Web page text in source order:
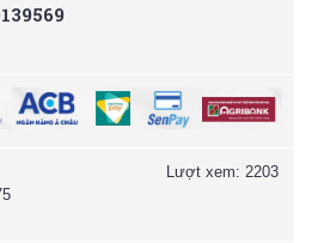
Lượt xem: 2203